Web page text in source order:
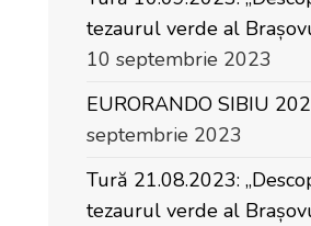
tezaurul verde al
10 septembrie 2023
EURORANDO SIBIU
septembrie 2023
Tură 21.08.2023:
tezaurul verde al